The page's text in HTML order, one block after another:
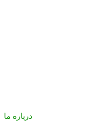
درباره ما